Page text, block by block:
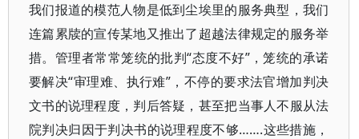
我们报道的模范人物是低到尘埃里的服务典型，我们
连篇累牍的宣传某地又推出了超越法律规定的服务举
措。管理者常常笼统的批判“态度不好”，笼统的承诺
要解决“审理难、执行难”，不停的要求法官增加判决
文书的说理程度，判后答疑，甚至把当事人不服从法
院判决归因于判决书的说理程度不够…….这些措施，